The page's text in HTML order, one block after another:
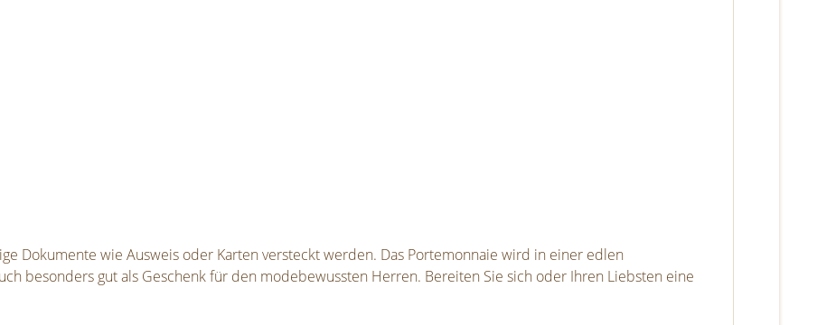
Dokumente wie Ausweis oder Karten versteckt werden. Das Portemonnaie wird in einer edlen
besonders gut als Geschenk für den modebewussten Herren. Bereiten Sie sich oder Ihren Liebsten eine